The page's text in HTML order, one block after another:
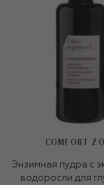
COMFORT
Энзимная пудра с
водоросли для